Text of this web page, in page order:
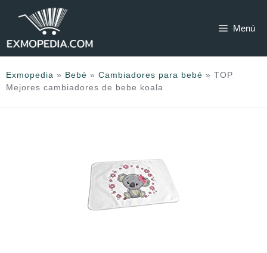
Menú
Exmopedia » Bebé » Cambiadores para bebé » TOP
Mejores cambiadores de bebe koala